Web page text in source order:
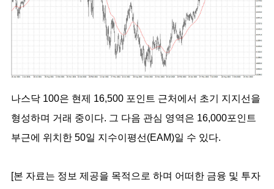
나스닥 100은 현제 16,500 포인트 근처에서 초기 지지선을
형성하며 거래 중이다. 그 다음 관심 영역은 16,000포인트
부근에 위치한 50일 지수이평선(EAM)일 수 있다.
[본 자료는 정보 제공을 목적으로 하며 어떠한 금융 및 투자